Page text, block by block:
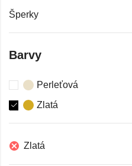
Šperky
Barvy
Perleťová
Zlatá
Zlatá